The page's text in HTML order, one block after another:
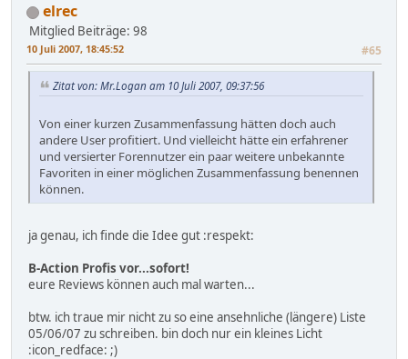
elrec
Mitglied Beiträge: 98
10 Juli 2007, 18:45:52 #65
Zitat von: Mr.Logan am 10 Juli 2007, 09:37:56
Von einer kurzen Zusammenfassung hätten doch auch
andere User profitiert. Und vielleicht hätte ein erfahrener
und versierter Forennutzer ein paar weitere unbekannte
Favoriten in einer möglichen Zusammenfassung benennen
können.
ja genau, ich finde die Idee gut :respekt:
B-Action Profis vor...sofort!
eure Reviews können auch mal warten...
btw. ich traue mir nicht zu so eine ansehnliche (längere) Liste
05/06/07 zu schreiben. bin doch nur ein kleines Licht
:icon_redface: ;)